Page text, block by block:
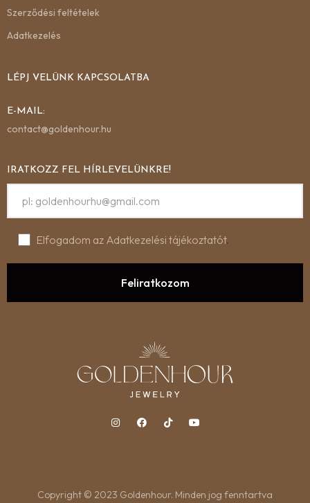
Szerződési feltételek
Adatkezelés
LÉPJ VELÜNK KAPCSOLATBA
E-MAIL:
contact@goldenhour.hu
IRATKOZZ FEL HÍRLEVELÜNKRE!
Elfogadom az Adatkezelési tájékoztatót.
Copyright © 2023 Goldenhour. Minden jog fenntartva